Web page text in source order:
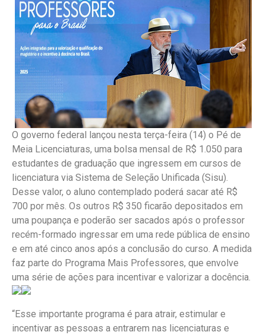
O governo federal lançou nesta terça-feira (14) o Pé de
Meia Licenciaturas, uma bolsa mensal de R$ 1.050 para
estudantes de graduação que ingressem em cursos de
licenciatura via Sistema de Seleção Unificada (Sisu).
Desse valor, o aluno contemplado poderá sacar até R$
700 por mês. Os outros R$ 350 ficarão depositados em
uma poupança e poderão ser sacados após o professor
recém-formado ingressar em uma rede pública de ensino
e em até cinco anos após a conclusão do curso. A medida
faz parte do Programa Mais Professores, que envolve
uma série de ações para incentivar e valorizar a docência.
“Esse importante programa é para atrair, estimular e
incentivar as pessoas a entrarem nas licenciaturas e